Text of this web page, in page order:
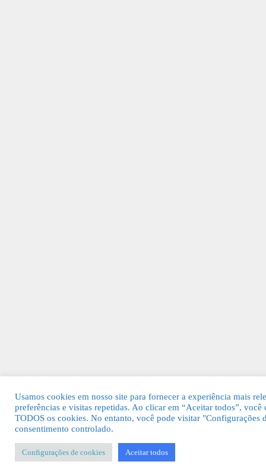
Usamos cookies em nosso site para fornecer a experiência mais
preferências e visitas repetidas. Ao clicar em “Aceitar todos”, você
TODOS os cookies. No entanto, você pode visitar "Configurações
consentimento controlado.
Configurações de cookies Aceitar todos